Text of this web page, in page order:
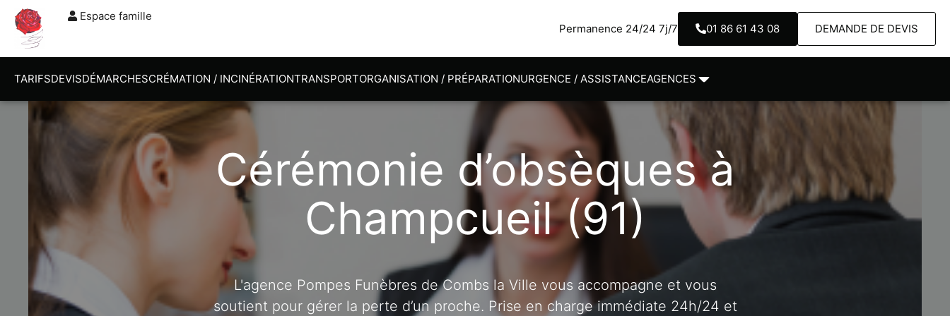
Espace famille
Permanence 24/24 7j/7
01 86 61 43 08 DEMANDE DE DEVIS
TARIFSDEVISDÉMARCHESCRÉMATION / INCINÉRATIONTRANSPORTORGANISATION / PRÉPARATIONURGENCE / ASSISTANCEAGENCES
Cérémonie d’obsèques à
Champcueil (91)
L'agence Pompes Funèbres de Combs la Ville vous accompagne et vous
soutient pour gérer la perte d’un proche. Prise en charge immédiate 24h/24 et